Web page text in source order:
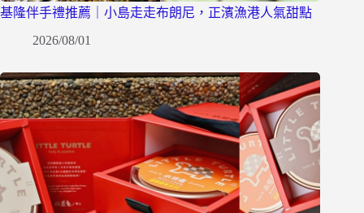
基隆伴手禮推薦｜小島走走布朗尼，正濱漁港人氣甜點
2026/08/01